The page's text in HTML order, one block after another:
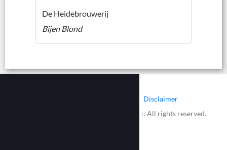
De Heidebrouwerij
Bijen Blond
Disclaimer
© 2002 - 2026 :: www.bieretiketten.nl :: All rights reserved.